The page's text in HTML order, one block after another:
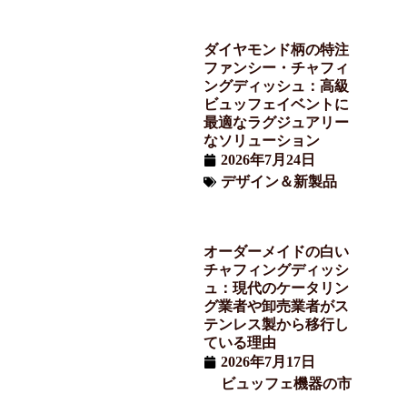
ダイヤモンド柄の特注
ファンシー・チャフィ
ングディッシュ：高級
ビュッフェイベントに
最適なラグジュアリー
なソリューション
2026年7月24日
デザイン＆新製品
オーダーメイドの白い
チャフィングディッシ
ュ：現代のケータリン
グ業者や卸売業者がス
テンレス製から移行し
ている理由
2026年7月17日
ビュッフェ機器の市